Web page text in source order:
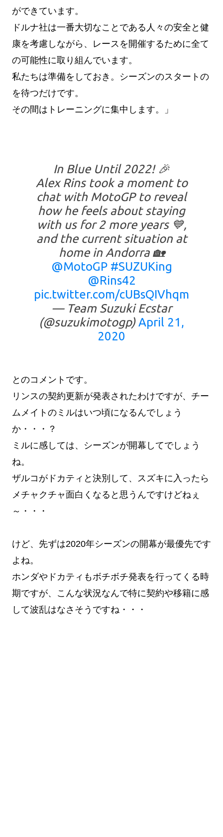
ができています。
ドルナ社は一番大切なことである人々の安全と健
康を考慮しながら、レースを開催するために全て
の可能性に取り組んでいます。
私たちは準備をしておき。シーズンのスタートの
を待つだけです。
その間はトレーニングに集中します。」
In Blue Until 2022! 🎉
Alex Rins took a moment to
chat with MotoGP to reveal
how he feels about staying
with us for 2 more years 💙,
and the current situation at
home in Andorra 🏡
@MotoGP #SUZUKing
@Rins42
pic.twitter.com/cUBsQIVhqm
— Team Suzuki Ecstar
(@suzukimotogp)April 21,
2020
とのコメントです。
リンスの契約更新が発表されたわけですが、チー
ムメイトのミルはいつ頃になるんでしょう
か・・・？
ミルに感しては、シーズンが開幕してでしょう
ね。
ザルコがドカティと決別して、スズキに入ったら
メチャクチャ面白くなると思うんですけどねぇ
～・・・
けど、先ずは2020年シーズンの開幕が最優先です
よね。
ホンダやドカティもボチボチ発表を行ってくる時
期ですが、こんな状況なんで特に契約や移籍に感
して波乱はなさそうですね・・・